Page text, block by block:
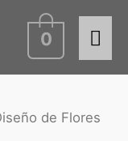
0
de Flores